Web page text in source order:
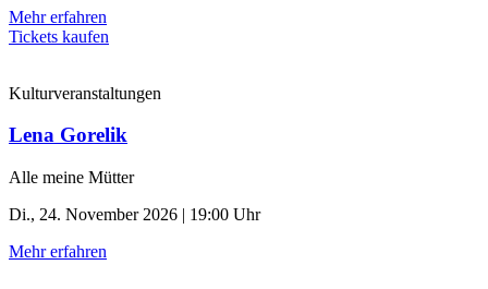
Mehr erfahren
Tickets kaufen
Kulturveranstaltungen
Lena Gorelik
Alle meine Mütter
Di., 24. November 2026 | 19:00 Uhr
Mehr erfahren